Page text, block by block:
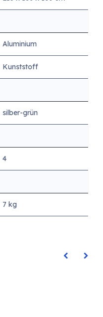
Aluminium
Kunststoff
silber-grün
4
7 kg